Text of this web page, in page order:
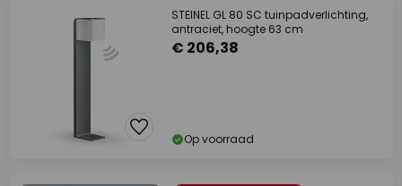
STEINEL GL 80 SC tuinpadverlichting,
antraciet, hoogte 63 cm
€ 206,38
Op voorraad